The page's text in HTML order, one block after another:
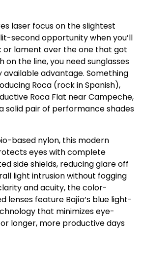
laser focus on the slightest
second opportunity when you’ll
or lament over the one that got
on the line, you need sunglasses
available advantage. Something
Roca (rock in Spanish),
Roca Flat near Campeche,
solid pair of performance shades
based nylon, this modern
eyes with complete
side shields, reducing glare off
light intrusion without fogging
and acuity, the color-
lenses feature Bajío’s blue light-
that minimizes eye-
longer, more productive days